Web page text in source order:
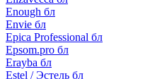
Enough бл
Envie бл
Epica Professional бл
Epsom.pro бл
Erayba бл
Estel / Эстель бл